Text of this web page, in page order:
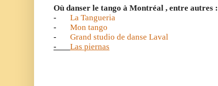
Où danser le tango à Montréal , entre autres :
- La Tangueria
- Mon tango
- Grand studio de danse Laval
- Las piernas